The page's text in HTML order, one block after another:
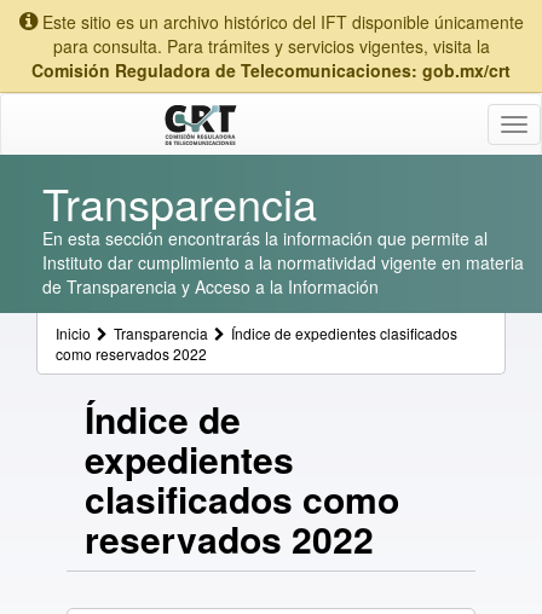
Este sitio es un archivo histórico del IFT disponible únicamente
para consulta. Para trámites y servicios vigentes, visita la
Comisión Reguladora de Telecomunicaciones: gob.mx/crt
Transparencia
En esta sección encontrarás la información que permite al
Instituto dar cumplimiento a la normatividad vigente en materia
de Transparencia y Acceso a la Información
Inicio Transparencia
Índice de expedientes clasificados
como reservados 2022
Índice de
expedientes
clasificados como
reservados 2022